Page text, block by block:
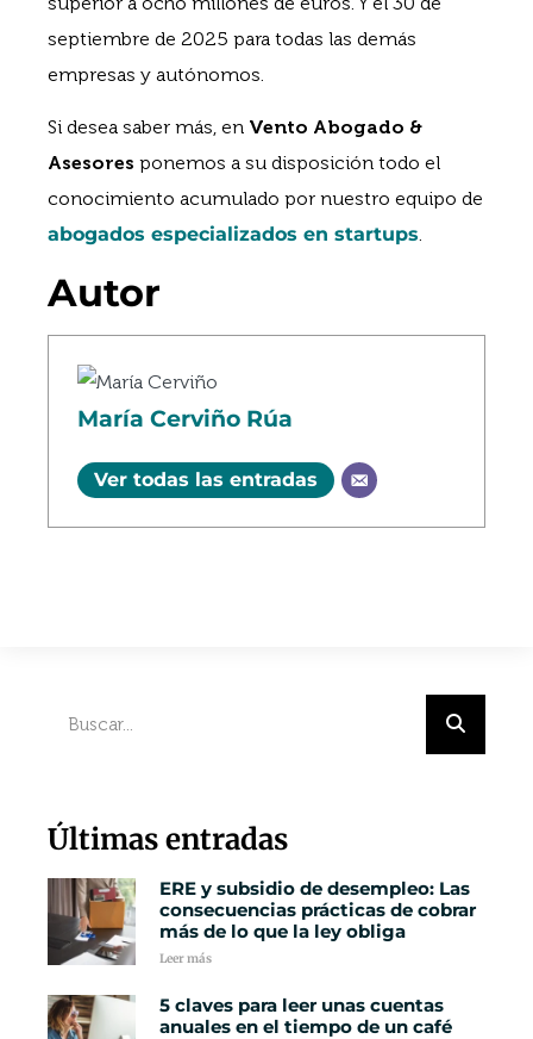
septiembre de 2025 para todas las demás
empresas y autónomos.
Si desea saber más, en Vento Abogado &
Asesores ponemos a su disposición todo el
conocimiento acumulado por nuestro equipo de
abogados especializados en startups.
Autor
María Cerviño Rúa
Ver todas las entradas
Últimas entradas
ERE y subsidio de desempleo: Las
consecuencias prácticas de cobrar
más de lo que la ley obliga
Leer más
5 claves para leer unas cuentas
anuales en el tiempo de un café